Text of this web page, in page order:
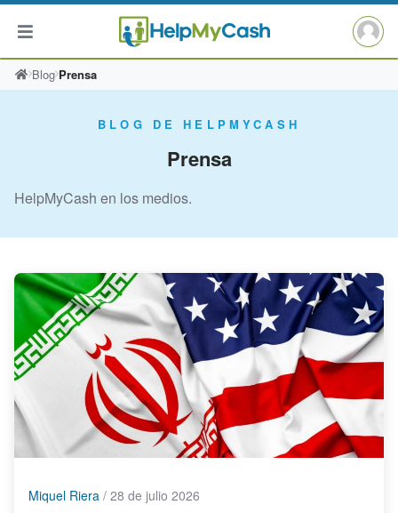
Saltar
al
Blog Prensa
BLOG DE HELPMYCASH
Prensa
HelpMyCash en los medios.
Miquel Riera / 28 de julio 2026